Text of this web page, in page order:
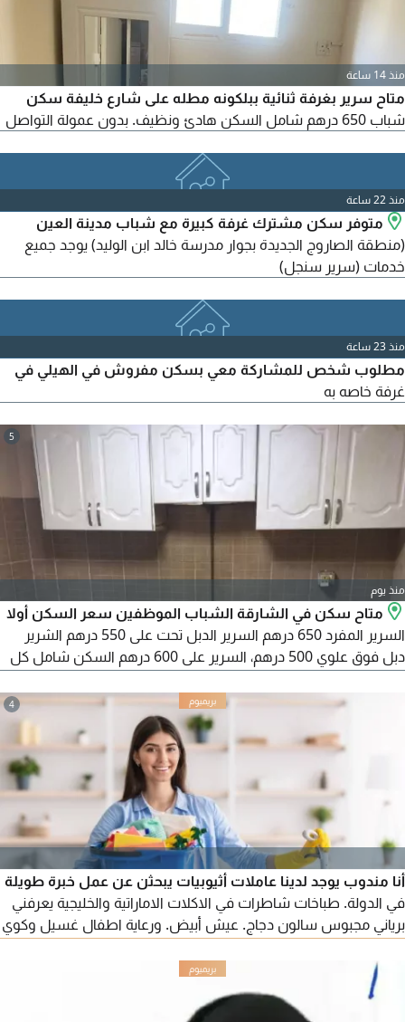
منذ 14 ساعة
متاح سرير بغرفة ثنائية ببلكونه مطله على شارع خليفة سكن
شباب 650 درهم شامل السكن هادئ ونظيف. بدون عمولة التواصل
منذ 22 ساعة
متوفر سكن مشترك غرفة كبيرة مع شباب مدينة العين
(منطقة الصاروج الجديدة بجوار مدرسة خالد ابن الوليد) يوجد جميع
خدمات (سرير سنجل)
منذ 23 ساعة
مطلوب شخص للمشاركة معي بسكن مفروش في الهيلي في
غرفة خاصه به
5
منذ يوم
متاح سكن في الشارقة الشباب الموظفين سعر السكن أولا
السرير المفرد 650 درهم السرير الدبل تحت على 550 درهم الشرير
دبل فوق علوي 500 درهم، السرير على 600 درهم السكن شامل كل
الخدمات متوفرة خلف المجلس الأعلى للسيدات الشارقة جنب
مستشفى السعودي الألماني جنب مستشفى الامارات الأوروبي جنب
جمعية الشارقة التعاونية جنب محطة الباص سكن هادئ ونظيف
4
أنا مندوب يوجد لدينا عاملات أثيوبيات يبحثن عن عمل خبرة طويلة
في الدولة. طباخات شاطرات في الاكلات الاماراتية والخليجية يعرفني
برياني مجبوس سالون دجاج. عيش أبيض. ورعاية اطفال غسيل وكوي
زيارة أول مرا في الدولة. أمينات وموثوق بهم